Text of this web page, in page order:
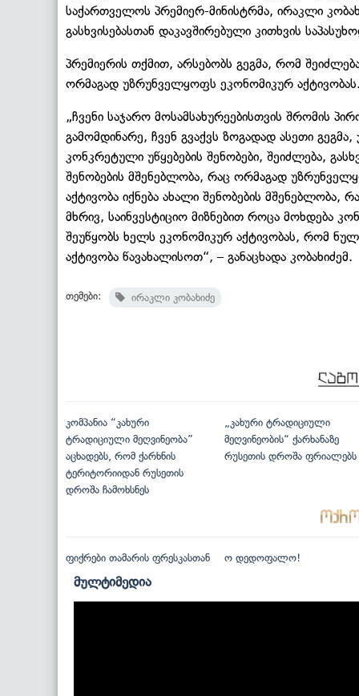
საქართველოს პრემიერ-მინისტრმა, ირაკლი
გასხვისებასთან დაკავშირებული კითხვის
პრემიერის თქმით, არსებობს გეგმა, რომ
ორმაგად უზრუნველყოფს ეკონომიკურ
„ჩვენი საჯარო მოსამსახურეებისთვის შრომის
გამომდინარე, ჩვენ გვაქვს ზოგადად ასეთი
კონკრეტული უწყებების შენობები, შეიძლება,
შენობების მშენებლობა, რაც ორმაგად
აქტივობა იქნება ახალი შენობების მშენებლობა,
მხრივ, საინვესტიციო მიზნებით როცა მოხდება
შეუწყობს ხელს ეკონომიკურ აქტივობას, რომ
აქტივობა წავახალისოთ“, – განაცხადა კობახიძემ.
თემები: ირაკლი კობახიძე
კომპანია “კახური
ტრადიციული მეღვინეობა”
აცხადებს, რომ ქარხნის
ტერიტორიიდან რუსეთის
დროშა ჩამოხსნეს
„კახური ტრადიციული
მეღვინეობის“ ქარხანაზე
რუსეთის დროშა ფრიალებს
ფიქრები თამარის ფრესკასთან ო დედოფალო!
მულტიმედია